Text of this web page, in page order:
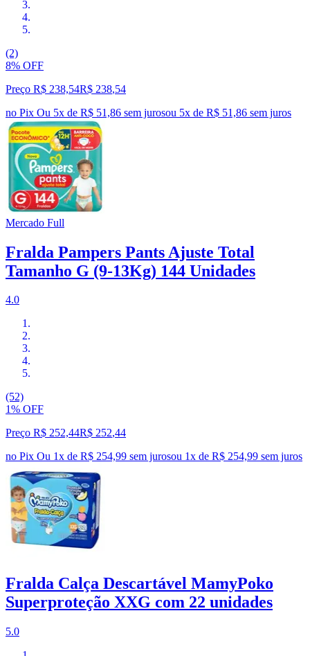
(2)
8% OFF
Preço R$ 238,54R$ 238,54
no Pix Ou 5x de R$ 51,86 sem jurosou 5x de R$ 51,86 sem juros
Mercado Full
Fralda Pampers Pants Ajuste Total
Tamanho G (9-13Kg) 144 Unidades
4.0
(52)
1% OFF
Preço R$ 252,44R$ 252,44
no Pix Ou 1x de R$ 254,99 sem jurosou 1x de R$ 254,99 sem juros
Fralda Calça Descartável MamyPoko
Superproteção XXG com 22 unidades
5.0